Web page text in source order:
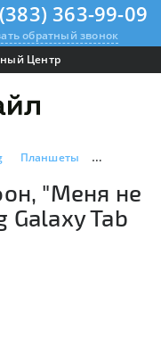
363-99-09
обратный звонок
Центр
Планшеты Samsung
"Меня не
Tab